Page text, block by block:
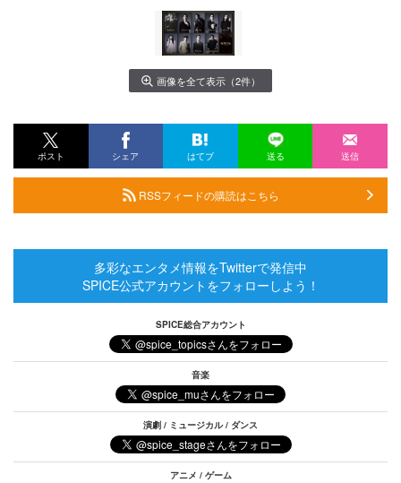
画像を全て表示（2件）
ポスト シェア はてブ 送る 送信
RSSフィードの購読はこちら
多彩なエンタメ情報をTwitterで発信中
SPICE公式アカウントをフォローしよう！
SPICE総合アカウント
音楽
演劇 / ミュージカル / ダンス
アニメ / ゲーム